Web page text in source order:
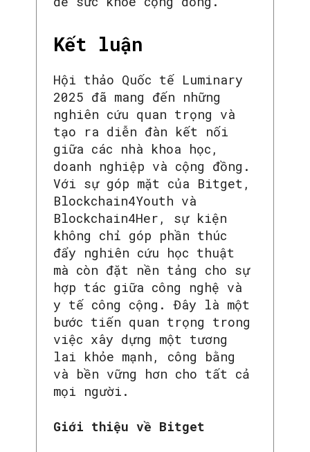
SEARCH...
Kết luận
Hội thảo Quốc tế Luminary
2025 đã mang đến những
nghiên cứu quan trọng và
tạo ra diễn đàn kết nối
giữa các nhà khoa học,
doanh nghiệp và cộng đồng.
Với sự góp mặt của Bitget,
Blockchain4Youth và
Blockchain4Her, sự kiện
không chỉ góp phần thúc
đẩy nghiên cứu học thuật
mà còn đặt nền tảng cho sự
hợp tác giữa công nghệ và
y tế công cộng. Đây là một
bước tiến quan trọng trong
việc xây dựng một tương
lai khỏe mạnh, công bằng
và bền vững hơn cho tất cả
mọi người.
Giới thiệu về Bitget